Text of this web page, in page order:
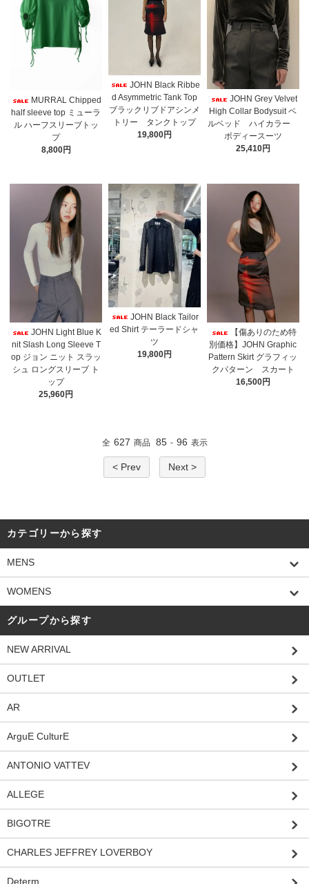
MURRAL Chipped
half sleeve top ミューラ
ル ハーフスリーブトッ
プ
8,800円
JOHN Black Ribbe
d Asymmetric Tank Top
ブラックリブドアシンメ
トリー タンクトップ
19,800円
JOHN Grey Velvet
High Collar Bodysuit ベ
ルベッド ハイカラー
ボディースーツ
25,410円
JOHN Light Blue K
nit Slash Long Sleeve T
op ジョン ニット スラッ
シュ ロングスリーブ ト
ップ
25,960円
JOHN Black Tailor
ed Shirt テーラードシャ
ツ
19,800円
【傷ありのため特
別価格】JOHN Graphic
Pattern Skirt グラフィッ
クパターン スカート
16,500円
全 627 商品 85 - 96 表示
< Prev Next >
カテゴリーから探す
MENS
WOMENS
グループから探す
NEW ARRIVAL
OUTLET
AR
ArguE CulturE
ANTONIO VATTEV
ALLEGE
BIGOTRE
CHARLES JEFFREY LOVERBOY
Determ